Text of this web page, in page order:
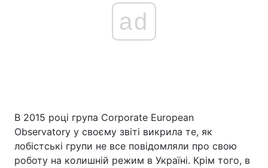
ad
В 2015 році група Corporate European
Observatory у своєму звіті викрила те, як
лобістські групи не все повідомляли про свою
роботу на колишній режим в Україні. Крім того, в